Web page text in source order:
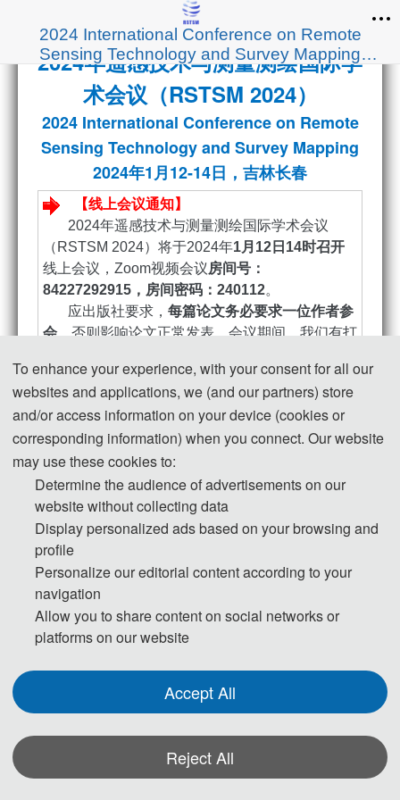
2024 International Conference on Remote
Sensing Technology and Survey Mapping
(RSTSM 2024)
2024年遥感技术与测量测绘国际学
术会议（RSTSM 2024）
2024 International Conference on Remote
Sensing Technology and Survey Mapping
2024年1月12-14日，吉林长春
【线上会议通知】
2024年遥感技术与测量测绘国际学术会议
（RSTSM 2024）将于2024年1月12日14时召开
线上会议，Zoom视频会议房间号：
84227292915，房间密码：240112。
应出版社要求， 每篇论文务必要求一位作者参
会，否则影响论文正常发表。会议期间，我们有打
为发表材料提交给出版社 。其中，如需要在会议上
作口头报告的作者，需在1月5日上午12点前完成
报名，逾期将不再接受。
重要信息
大会官网：www.rstsm.net
时间地点：2024年1月12-14日，吉林长春
一轮报名/截稿：2023年12月1日（已到期）
二轮报名/截稿：2023年12月31日24时（已到期）
最终报名/截稿：2024年1月8日24时
出版检索：会议论文集出版，提交EI Compendex、
Inspec、Scopus等数据库
春召开。大会旨在为从事遥感、测量、测绘、地理
To enhance your experience, with your consent for all our
websites and applications, we (and our partners) store
and/or access information on your device (cookies or
corresponding information) when you connect. Our website
may use these cookies to:
Determine the audience of advertisements on our
website without collecting data
Display personalized ads based on your browsing and
profile
Personalize our editorial content according to your
navigation
Allow you to share content on social networks or
platforms on our website
Accept All
Reject All